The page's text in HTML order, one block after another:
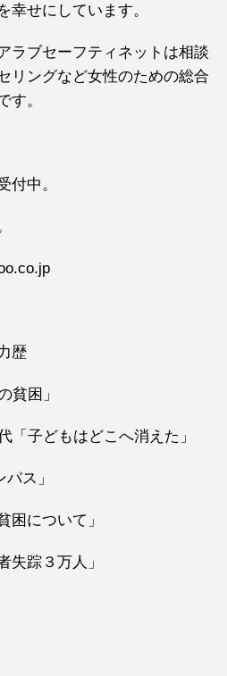
幸せにしています。
ラブセーフティネットは相談
リングなど女性のための総合
す。
付中。
歴
貧困」
「子どもはどこへ消えた」
ス」
困について」
失踪３万人」